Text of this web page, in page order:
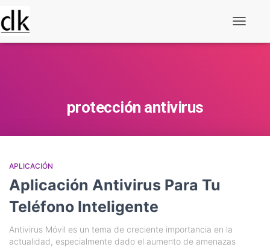
protección antivirus
APLICACIÓN
Aplicación Antivirus Para Tu
Teléfono Inteligente
Antivirus Móvil es un tema de creciente importancia en la
actualidad, especialmente dado el aumento de amenazas